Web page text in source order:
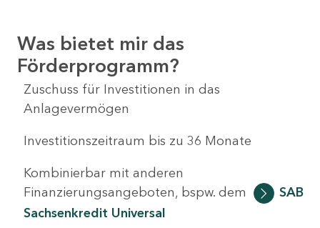
Was bietet mir das
Förderprogramm?
Zuschuss für Investitionen in das
Anlagevermögen
Investitionszeitraum bis zu 36 Monate
Kombinierbar mit anderen
Finanzierungsangeboten, bspw. dem
SAB
Sachsenkredit Universal